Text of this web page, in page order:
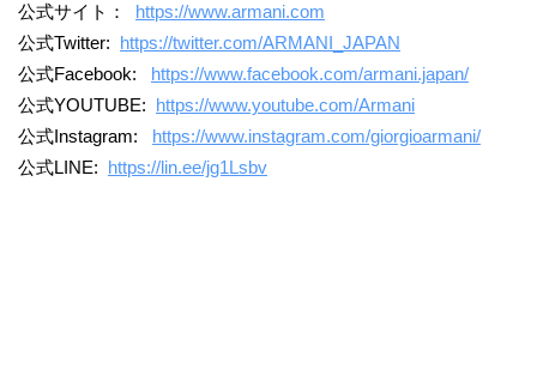
公式サイト： https://www.armani.com
公式Twitter: https://twitter.com/ARMANI_JAPAN
公式Facebook: https://www.facebook.com/armani.japan/
公式YOUTUBE: https://www.youtube.com/Armani
公式Instagram: https://www.instagram.com/giorgioarmani/
公式LINE: https://lin.ee/jg1Lsbv